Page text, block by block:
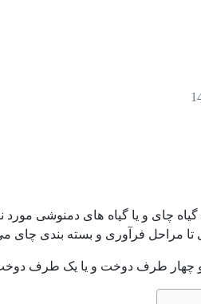
چای و یا گیاه های دمنوشی
مراحل فرآوری و بسته بندی چای می
و چهار طرف دوخت و یا یک طرف